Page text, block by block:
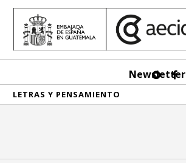
Newsletter
LETRAS Y PENSAMIENTO